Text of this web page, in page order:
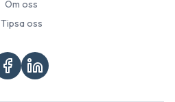
Om oss
Tipsa oss